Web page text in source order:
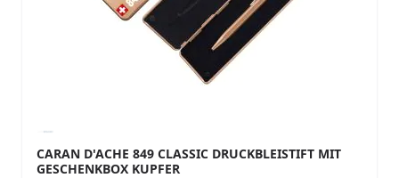
CARAN D'ACHE 849 CLASSIC DRUCKBLEISTIFT MIT
GESCHENKBOX KUPFER